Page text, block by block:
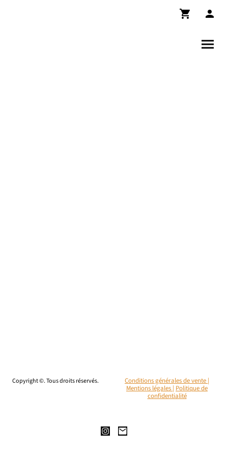
Copyright ©. Tous droits réservés.
Conditions générales de vente |
Mentions légales | Politique de
confidentialité